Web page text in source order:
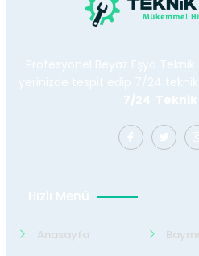
Profesyonel Beyaz Eşya Teknik
yerinizde tespit edip 7/24 teknik
7/24 Teknik
Hızlı Menü
Anasayfa